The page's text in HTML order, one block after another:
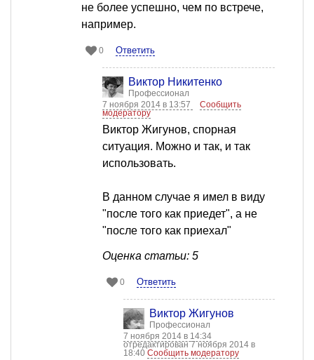
не более успешно, чем по встрече,
например.
0 Ответить
Виктор Никитенко
Профессионал
7 ноября 2014 в 13:57
Сообщить
модератору
Виктор Жигунов, спорная
ситуация. Можно и так, и так
использовать.
В данном случае я имел в виду
"после того как приедет", а не
"после того как приехал"
Оценка статьи: 5
0 Ответить
Виктор Жигунов
Профессионал
7 ноября 2014 в 14:34
отредактирован 7 ноября 2014 в
18:40 Сообщить модератору